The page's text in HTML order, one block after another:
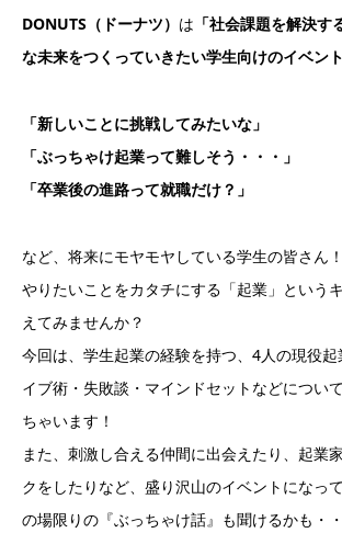
DONUTS（ドーナツ） は 「社会課題を解決
な未来をつくっていきたい学生向けのイベント
「新しいことに挑戦してみたいな」
「ぶっちゃけ起業って難しそう・・・」
「卒業後の進路って就職だけ？」
など、将来にモヤモヤしている学生の皆さん！
やりたいことをカタチにする「起業」という
えてみませんか？
今回は、学生起業の経験を持つ、4人の現役
イブ術・失敗談・マインドセットなどについ
ちゃいます！
また、刺激し合える仲間に出会えたり、起業
クをしたりなど、盛り沢山のイベントになっ
の場限りの『ぶっちゃけ話』も聞けるかも・